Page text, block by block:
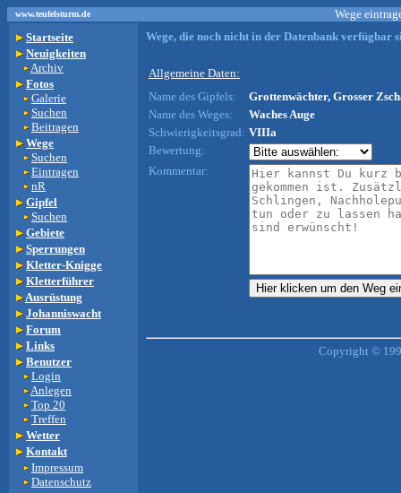
www.teufelsturm.de
Wege
Startseite
Neuigkeiten
Archiv
Fotos
Galerie
Suchen
Beitragen
Wege
Suchen
Eintragen
nR
Gipfel
Suchen
Gebiete
Sperrungen
Kletter-Knigge
Kletterführer
Ausrüstung
Johanniswacht
Forum
Links
Benutzer
Login
Anlegen
Top 20
Treffen
Wetter
Kontakt
Impressum
Datenschutz
Wege, die noch nicht in der Datenbank verfügbar
Allgemeine Daten:
Name des Gipfels:
Grottenwächter, Grosser
Name des Weges:
Waches Auge
Schwierigkeitsgrad: VIIIa
Bewertung:
Kommentar:
Copyright ©